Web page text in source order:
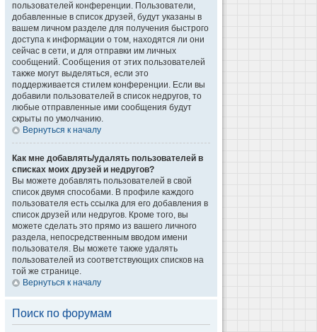
пользователей конференции. Пользователи,
добавленные в список друзей, будут указаны в
вашем личном разделе для получения быстрого
доступа к информации о том, находятся ли они
сейчас в сети, и для отправки им личных
сообщений. Сообщения от этих пользователей
также могут выделяться, если это
поддерживается стилем конференции. Если вы
добавили пользователей в список недругов, то
любые отправленные ими сообщения будут
скрыты по умолчанию.
Вернуться к началу
Как мне добавлять/удалять пользователей в
списках моих друзей и недругов?
Вы можете добавлять пользователей в свой
список двумя способами. В профиле каждого
пользователя есть ссылка для его добавления в
список друзей или недругов. Кроме того, вы
можете сделать это прямо из вашего личного
раздела, непосредственным вводом имени
пользователя. Вы можете также удалять
пользователей из соответствующих списков на
той же странице.
Вернуться к началу
Поиск по форумам